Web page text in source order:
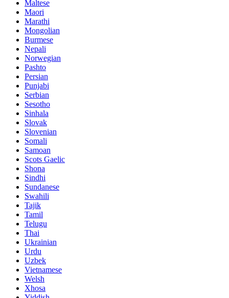
Maltese
Maori
Marathi
Mongolian
Burmese
Nepali
Norwegian
Pashto
Persian
Punjabi
Serbian
Sesotho
Sinhala
Slovak
Slovenian
Somali
Samoan
Scots Gaelic
Shona
Sindhi
Sundanese
Swahili
Tajik
Tamil
Telugu
Thai
Ukrainian
Urdu
Uzbek
Vietnamese
Welsh
Xhosa